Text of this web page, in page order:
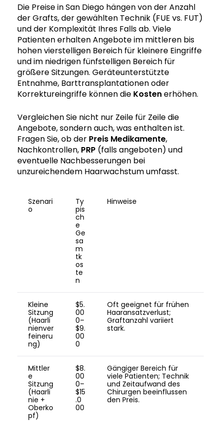
Die Preise in San Diego hängen von der Anzahl
der Grafts, der gewählten Technik (FUE vs. FUT)
und der Komplexität Ihres Falls ab. Viele
Patienten erhalten Angebote im mittleren bis
hohen vierstelligen Bereich für kleinere Eingriffe
und im niedrigen fünfstelligen Bereich für
größere Sitzungen. Geräteunterstützte
Entnahme, Barttransplantationen oder
Korrektureingriffe können die Kostenerhöhen.
Vergleichen Sie nicht nur Zeile für Zeile die
Angebote, sondern auch, was enthalten ist.
Fragen Sie, ob der Preis Medikamente,
Nachkontrollen, PRP (falls angeboten) und
eventuelle Nachbesserungen bei
unzureichendem Haarwachstum umfasst.
Szenari
o
Ty
pis
ch
e
Ge
sa
m
tk
os
te
n
Hinweise
Kleine
Sitzung
(Haarli
nienver
feineru
ng)
$5.
00
0–
$9.
00
0
Oft geeignet für frühen
Haaransatzverlust;
Graftanzahl variiert
stark.
Mittler
e
Sitzung
(Haarli
nie +
Oberko
pf)
$8.
00
0–
$15
.0
00
Gängiger Bereich für
viele Patienten; Technik
und Zeitaufwand des
Chirurgen beeinflussen
den Preis.